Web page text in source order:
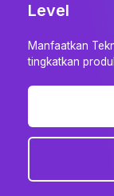
Level
Manfaatkan
tingkatkan